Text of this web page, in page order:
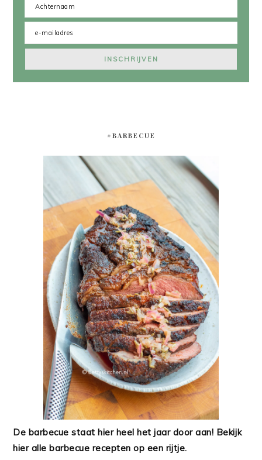
#BARBECUE
De barbecue staat hier heel het jaar door aan! Bekijk
hier alle barbecue recepten op een rijtje.